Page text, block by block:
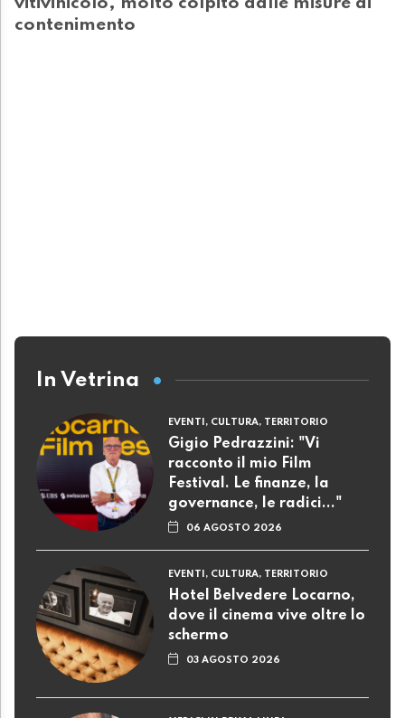
vitivinicolo, molto colpito dalle misure di
contenimento
In Vetrina
EVENTI, CULTURA, TERRITORIO
Gigio Pedrazzini: "Vi
racconto il mio Film
Festival. Le finanze, la
governance, le radici..."
06 AGOSTO 2026
EVENTI, CULTURA, TERRITORIO
Hotel Belvedere Locarno,
dove il cinema vive oltre lo
schermo
03 AGOSTO 2026